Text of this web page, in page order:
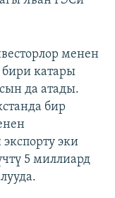
менен
катары
да атады.
бир
эки
5 миллиард